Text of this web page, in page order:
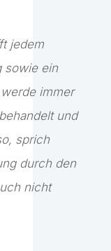
jedem
sowie ein
immer
und
sprich
durch den
nicht